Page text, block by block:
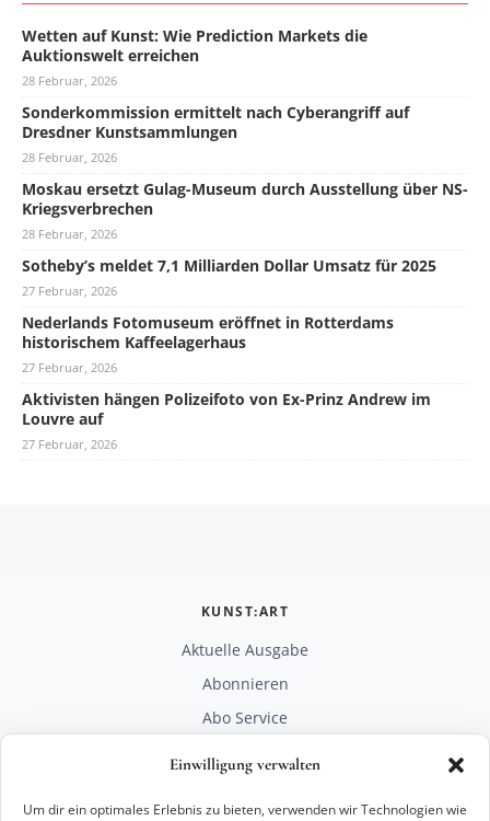
Einwilligung verwalten
Um dir ein optimales Erlebnis zu bieten, verwenden wir Technologien wie
Wetten auf Kunst: Wie Prediction Markets die
Auktionswelt erreichen
28 Februar, 2026
Sonderkommission ermittelt nach Cyberangriff auf
Dresdner Kunstsammlungen
28 Februar, 2026
Moskau ersetzt Gulag-Museum durch Ausstellung über NS-
Kriegsverbrechen
28 Februar, 2026
Sotheby’s meldet 7,1 Milliarden Dollar Umsatz für 2025
27 Februar, 2026
Nederlands Fotomuseum eröffnet in Rotterdams
historischem Kaffeelagerhaus
27 Februar, 2026
Aktivisten hängen Polizeifoto von Ex-Prinz Andrew im
Louvre auf
27 Februar, 2026
KUNST:ART
Aktuelle Ausgabe
Abonnieren
Abo Service
RECHTLICHES